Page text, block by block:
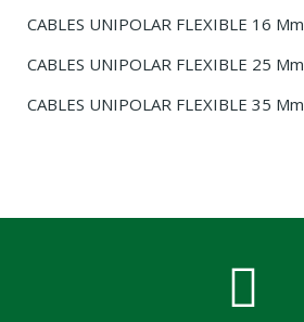
CABLES UNIPOLAR FLEXIBLE 16 Mm
CABLES UNIPOLAR FLEXIBLE 25 Mm
CABLES UNIPOLAR FLEXIBLE 35 Mm